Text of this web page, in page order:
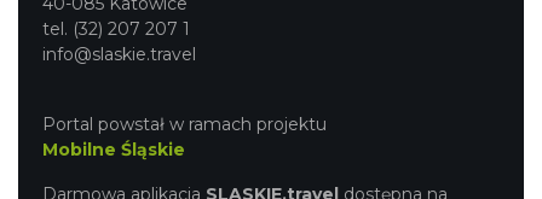
tel. (32) 207 207 1
info@slaskie.travel
Portal powstał w ramach projektu
Mobilne Śląskie
Darmowa aplikacja SLASKIE.travel dostępna na